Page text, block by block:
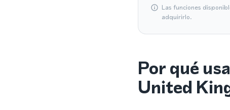
Las funciones
adquirirlo.
Por qué
United